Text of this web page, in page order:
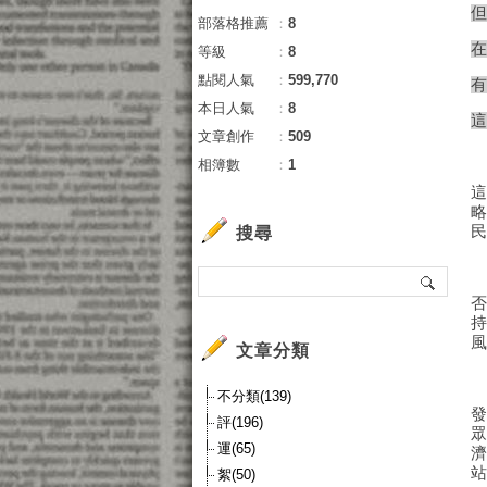
部落格推薦 ： 8
等級
： 8
點閱人氣
： 599,770
本日人氣
： 8
文章創作
： 509
相簿數
： 1
搜尋
文章分類
不分類(139)
評(196)
運(65)
絮(50)